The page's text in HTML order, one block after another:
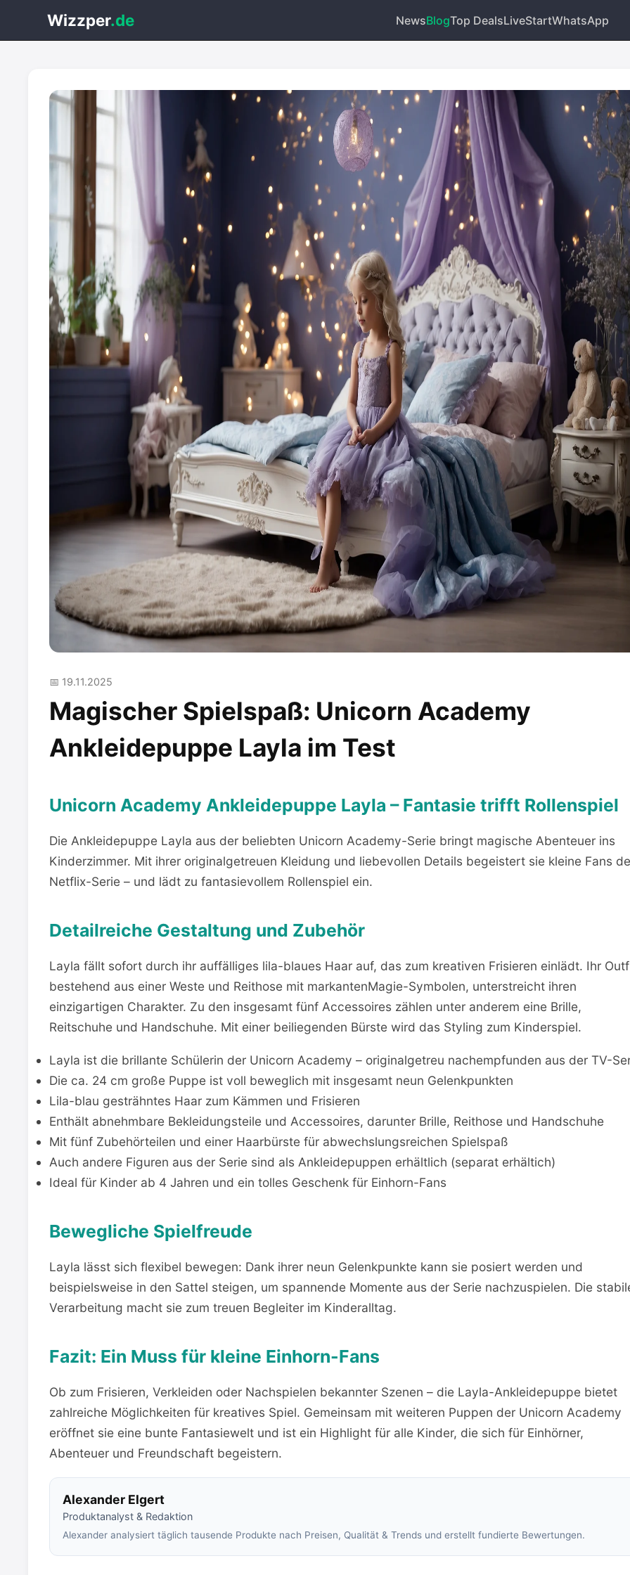
Wizzper.de NewsBlogTop DealsLiveStartWhatsApp
📅 19.11.2025
Magischer Spielspaß: Unicorn Academy
Ankleidepuppe Layla im Test
Unicorn Academy Ankleidepuppe Layla – Fantasie trifft Rollenspiel
Die Ankleidepuppe Layla aus der beliebten Unicorn Academy-Serie bringt magische Abenteuer ins
Kinderzimmer. Mit ihrer originalgetreuen Kleidung und liebevollen Details begeistert sie kleine Fans
Netflix-Serie – und lädt zu fantasievollem Rollenspiel ein.
Detailreiche Gestaltung und Zubehör
Layla fällt sofort durch ihr auffälliges lila-blaues Haar auf, das zum kreativen Frisieren einlädt. Ihr
bestehend aus einer Weste und Reithose mit markantenMagie-Symbolen, unterstreicht ihren
einzigartigen Charakter. Zu den insgesamt fünf Accessoires zählen unter anderem eine Brille,
Reitschuhe und Handschuhe. Mit einer beiliegenden Bürste wird das Styling zum Kinderspiel.
Layla ist die brillante Schülerin der Unicorn Academy – originalgetreu nachempfunden aus der TV-
Die ca. 24 cm große Puppe ist voll beweglich mit insgesamt neun Gelenkpunkten
Lila-blau gesträhntes Haar zum Kämmen und Frisieren
Enthält abnehmbare Bekleidungsteile und Accessoires, darunter Brille, Reithose und Handschuhe
Mit fünf Zubehörteilen und einer Haarbürste für abwechslungsreichen Spielspaß
Auch andere Figuren aus der Serie sind als Ankleidepuppen erhältlich (separat erhältich)
Ideal für Kinder ab 4 Jahren und ein tolles Geschenk für Einhorn-Fans
Bewegliche Spielfreude
Layla lässt sich flexibel bewegen: Dank ihrer neun Gelenkpunkte kann sie posiert werden und
beispielsweise in den Sattel steigen, um spannende Momente aus der Serie nachzuspielen. Die
Verarbeitung macht sie zum treuen Begleiter im Kinderalltag.
Fazit: Ein Muss für kleine Einhorn-Fans
Ob zum Frisieren, Verkleiden oder Nachspielen bekannter Szenen – die Layla-Ankleidepuppe bietet
zahlreiche Möglichkeiten für kreatives Spiel. Gemeinsam mit weiteren Puppen der Unicorn Academy
eröffnet sie eine bunte Fantasiewelt und ist ein Highlight für alle Kinder, die sich für Einhörner,
Abenteuer und Freundschaft begeistern.
Alexander Elgert
Produktanalyst & Redaktion
Alexander analysiert täglich tausende Produkte nach Preisen, Qualität & Trends und erstellt fundierte Bewertungen.